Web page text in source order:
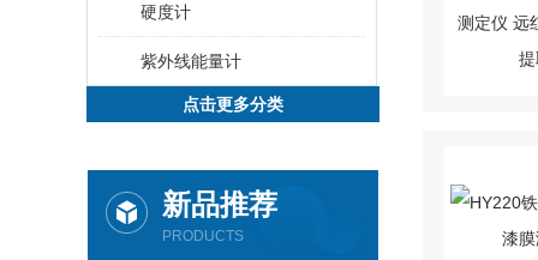
硬度计
紫外线能量计
点击更多分类
新品推荐
PRODUCTS